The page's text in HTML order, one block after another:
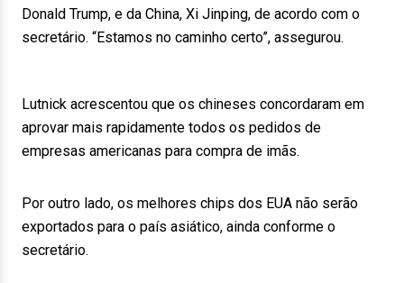
Donald Trump, e da China, Xi Jinping, de acordo com o
secretário. “Estamos no caminho certo”, assegurou.
Lutnick acrescentou que os chineses concordaram em
aprovar mais rapidamente todos os pedidos de
empresas americanas para compra de imãs.
Por outro lado, os melhores chips dos EUA não serão
exportados para o país asiático, ainda conforme o
secretário.